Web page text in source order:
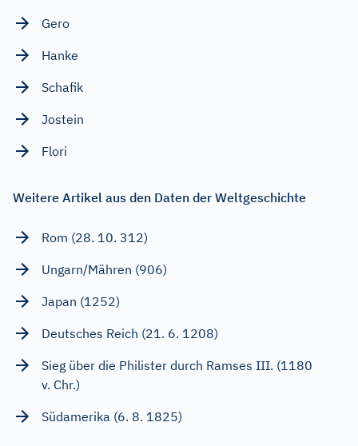
Gero
Hanke
Schafik
Jostein
Flori
Weitere Artikel aus den Daten der Weltgeschichte
Rom (28. 10. 312)
Ungarn/Mähren (906)
Japan (1252)
Deutsches Reich (21. 6. 1208)
Sieg über die Philister durch Ramses III. (1180
v. Chr.)
Südamerika (6. 8. 1825)